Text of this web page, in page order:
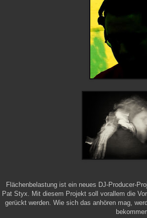
Flächenbelastung ist ein neues DJ-Producer-
Pat Styx. Mit diesem Projekt soll vorallem die
gerückt werden. Wie sich das anhören mag,